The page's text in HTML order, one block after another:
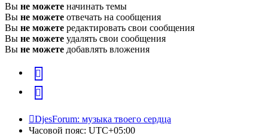
Вы не можете начинать темы
Вы не можете отвечать на сообщения
Вы не можете редактировать свои сообщения
Вы не можете удалять свои сообщения
Вы не можете добавлять вложения
vk
Telegram
DjesForum: музыка твоего сердца
Часовой пояс: UTC+05:00